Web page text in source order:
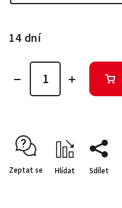
14 dní
Zeptat se Hlídat Sdílet